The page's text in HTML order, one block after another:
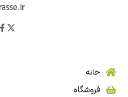
خانه
فروشگاه